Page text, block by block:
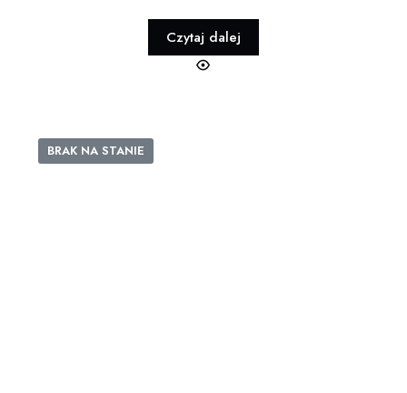
Czytaj dalej
BRAK NA STANIE